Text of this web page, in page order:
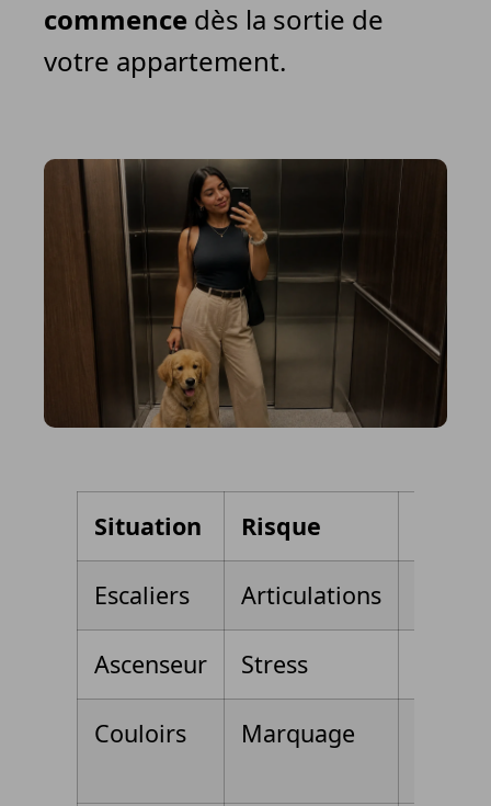
commence dès la sortie de
votre appartement.
Situation Risque
Escaliers Articulations
Ascenseur Stress
Couloirs Marquage